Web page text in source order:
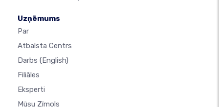
Uzņēmums
Par
Atbalsta Centrs
Darbs (English)
Filiāles
Eksperti
Mūsu Zīmols